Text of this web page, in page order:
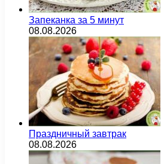
Запеканка за 5 минут
08.08.2026
Праздничный завтрак
08.08.2026